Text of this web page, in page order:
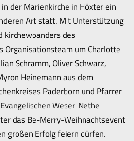
der Marienkirche in Höxter ein
Art statt. Mit Unterstützung
kirchewoanders des
Organisationsteam um Charlotte
Schramm, Oliver Schwarz,
Heinemann aus dem
Paderborn und Pfarrer
Weser-Nethe-
das Be-Merry-Weihnachtsevent
großen Erfolg feiern dürfen.